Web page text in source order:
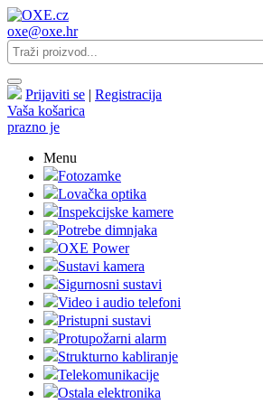
oxe@oxe.hr
Prijaviti se | Registracija
Vaša košarica
prazno je
Menu
Fotozamke
Lovačka optika
Inspekcijske kamere
Potrebe dimnjaka
OXE Power
Sustavi kamera
Sigurnosni sustavi
Video i audio telefoni
Pristupni sustavi
Protupožarni alarm
Strukturno kabliranje
Telekomunikacije
Ostala elektronika